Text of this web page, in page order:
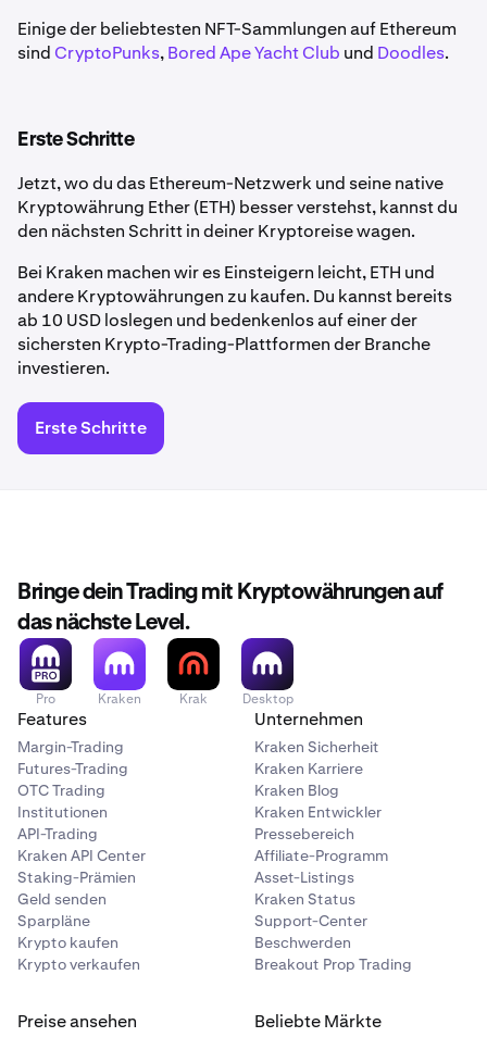
Einige der beliebtesten NFT-Sammlungen auf Ethereum
sind CryptoPunks,Bored Ape Yacht Club und Doodles.
Erste Schritte
Jetzt, wo du das Ethereum-Netzwerk und seine native
Kryptowährung Ether (ETH) besser verstehst, kannst du
den nächsten Schritt in deiner Kryptoreise wagen.
Bei Kraken machen wir es Einsteigern leicht, ETH und
andere Kryptowährungen zu kaufen. Du kannst bereits
ab 10 USD loslegen und bedenkenlos auf einer der
sichersten Krypto-Trading-Plattformen der Branche
investieren.
Erste Schritte
Bringe dein Trading mit Kryptowährungen auf
das nächste Level.
Pro Kraken Krak Desktop
Features
Margin-Trading
Futures-Trading
OTC Trading
Institutionen
API-Trading
Kraken API Center
Staking-Prämien
Geld senden
Sparpläne
Krypto kaufen
Krypto verkaufen
Unternehmen
Kraken Sicherheit
Kraken Karriere
Kraken Blog
Kraken Entwickler
Pressebereich
Affiliate-Programm
Asset-Listings
Kraken Status
Support-Center
Beschwerden
Breakout Prop Trading
Preise ansehen Beliebte Märkte